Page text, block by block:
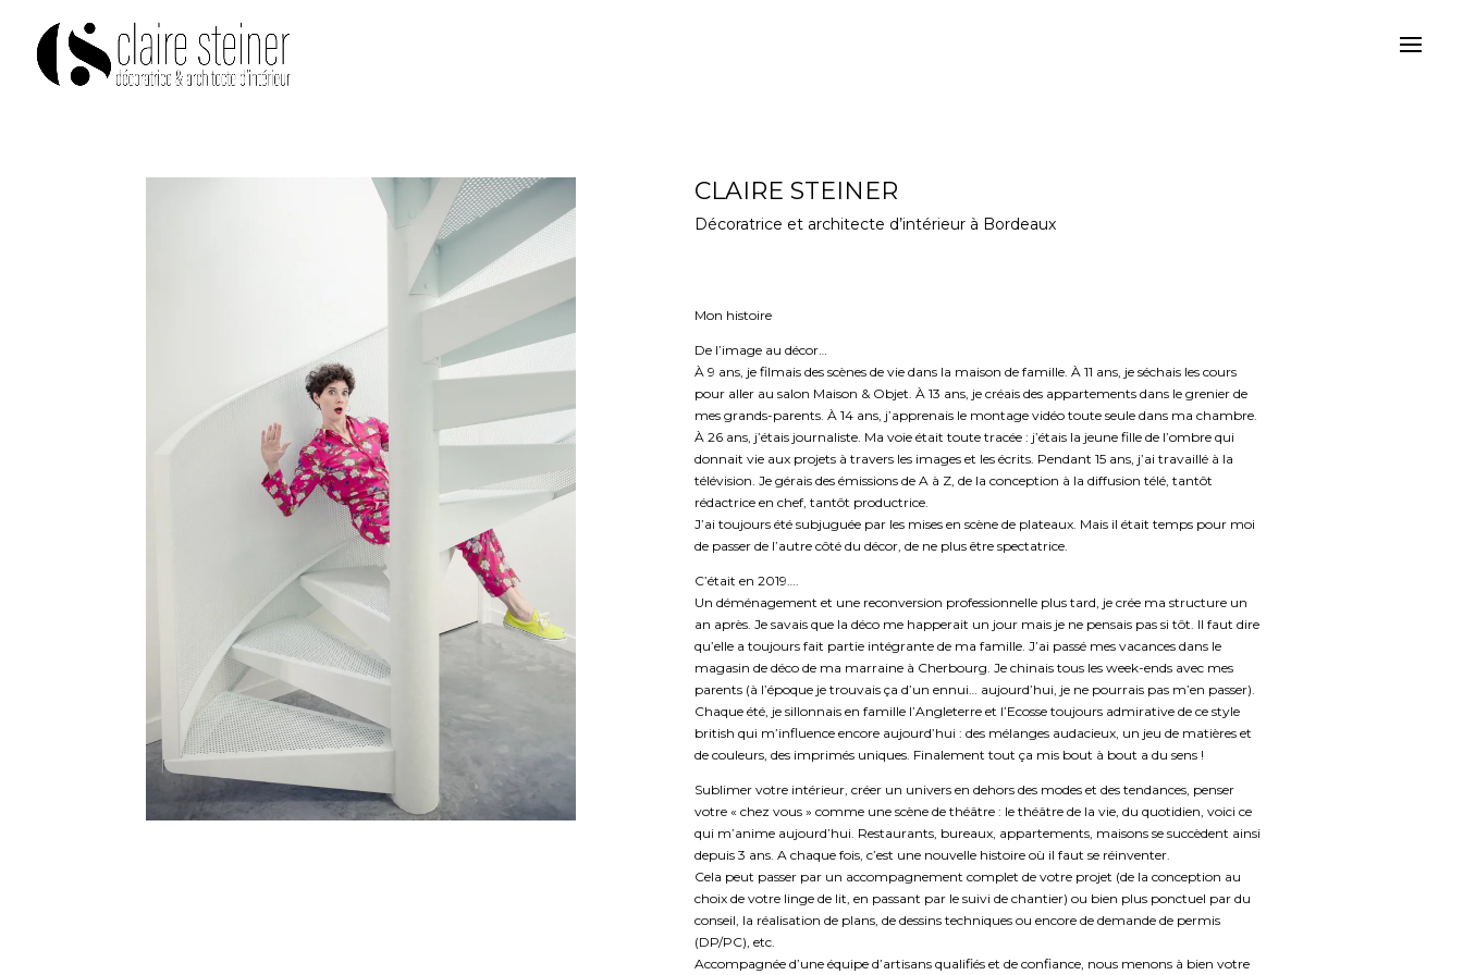
CLAIRE STEINER
Décoratrice et architecte d’intérieur à Bordeaux
Mon histoire
De l’image au décor…
À 9 ans, je filmais des scènes de vie dans la maison de famille. À 11 ans, je séchais les cours
pour aller au salon Maison & Objet. À 13 ans, je créais des appartements dans le grenier de
mes grands-parents. À 14 ans, j’apprenais le montage vidéo toute seule dans ma chambre.
À 26 ans, j’étais journaliste. Ma voie était toute tracée : j’étais la jeune fille de l’ombre qui
donnait vie aux projets à travers les images et les écrits. Pendant 15 ans, j’ai travaillé à la
télévision. Je gérais des émissions de A à Z, de la conception à la diffusion télé, tantôt
rédactrice en chef, tantôt productrice.
J’ai toujours été subjuguée par les mises en scène de plateaux. Mais il était temps pour moi
de passer de l’autre côté du décor, de ne plus être spectatrice.
C’était en 2019….
Un déménagement et une reconversion professionnelle plus tard, je crée ma structure un
an après. Je savais que la déco me happerait un jour mais je ne pensais pas si tôt. Il faut dire
qu’elle a toujours fait partie intégrante de ma famille. J’ai passé mes vacances dans le
magasin de déco de ma marraine à Cherbourg. Je chinais tous les week-ends avec mes
parents (à l’époque je trouvais ça d’un ennui… aujourd’hui, je ne pourrais pas m’en passer).
Chaque été, je sillonnais en famille l’Angleterre et l’Ecosse toujours admirative de ce style
british qui m’influence encore aujourd’hui : des mélanges audacieux, un jeu de matières et
de couleurs, des imprimés uniques. Finalement tout ça mis bout à bout a du sens !
Sublimer votre intérieur, créer un univers en dehors des modes et des tendances, penser
votre « chez vous » comme une scène de théâtre : le théâtre de la vie, du quotidien, voici ce
qui m’anime aujourd’hui. Restaurants, bureaux, appartements, maisons se succèdent ainsi
depuis 3 ans. A chaque fois, c’est une nouvelle histoire où il faut se réinventer.
Cela peut passer par un accompagnement complet de votre projet (de la conception au
choix de votre linge de lit, en passant par le suivi de chantier) ou bien plus ponctuel par du
conseil, la réalisation de plans, de dessins techniques ou encore de demande de permis
(DP/PC), etc.
Accompagnée d’une équipe d’artisans qualifiés et de confiance, nous menons à bien votre